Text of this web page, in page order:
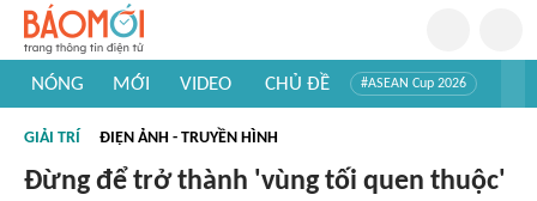
NÓNG MỚI VIDEO CHỦ ĐỀ #ASEAN Cup 2026
#Khám phá thế giới
GIẢI TRÍ ĐIỆN ẢNH - TRUYỀN HÌNH
Đừng để trở thành 'vùng tối quen thuộc'